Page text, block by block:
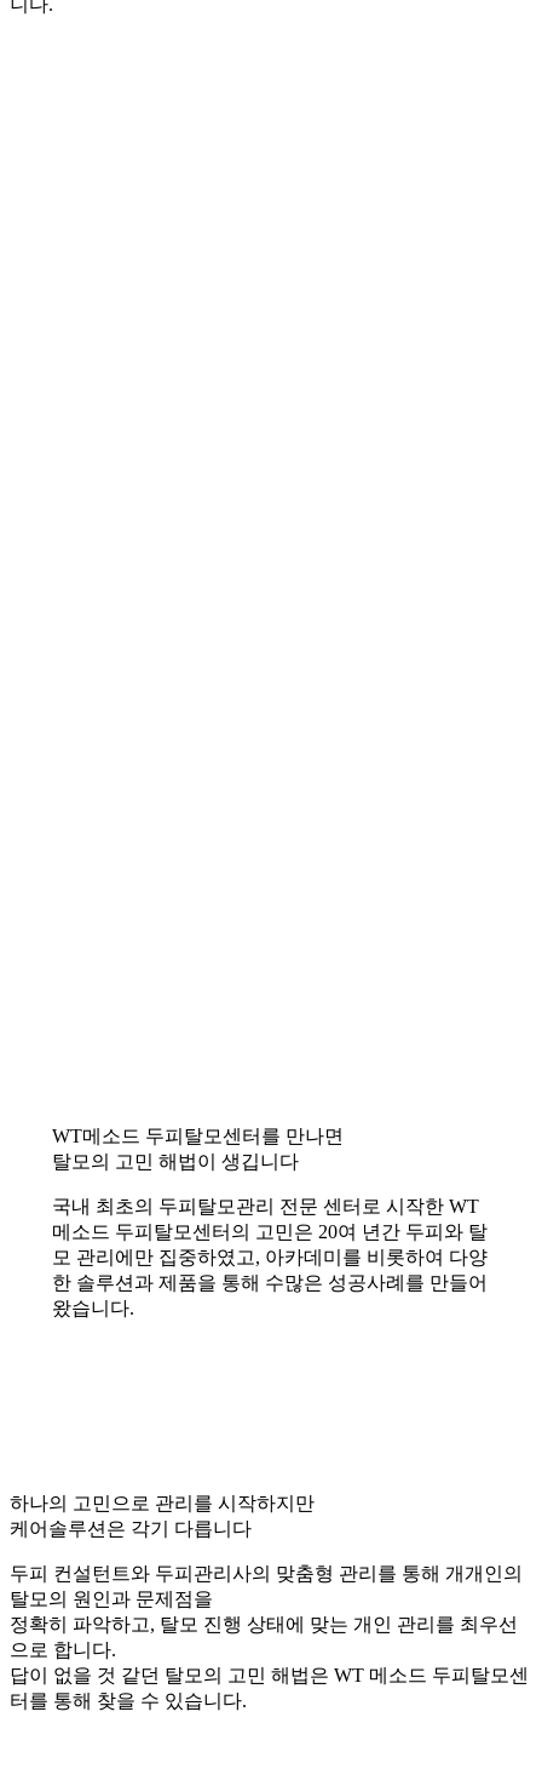
니다.
WT메소드 두피탈모센터를 만나면
탈모의 고민 해법이 생깁니다
국내 최초의 두피탈모관리 전문 센터로 시작한 WT
메소드 두피탈모센터의 고민은 20여 년간 두피와 탈
모 관리에만 집중하였고, 아카데미를 비롯하여 다양
한 솔루션과 제품을 통해 수많은 성공사례를 만들어
왔습니다.
하나의 고민으로 관리를 시작하지만
케어솔루션은 각기 다릅니다
두피 컨설턴트와 두피관리사의 맞춤형 관리를 통해 개개인의
탈모의 원인과 문제점을
정확히 파악하고, 탈모 진행 상태에 맞는 개인 관리를 최우선
으로 합니다.
답이 없을 것 같던 탈모의 고민 해법은 WT 메소드 두피탈모센
터를 통해 찾을 수 있습니다.